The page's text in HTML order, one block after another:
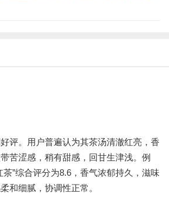
评。用户普遍认为其茶汤清澈红亮，香
苦涩感，稍有甜感，回甘生津浅。例
茶”综合评分为8.6，香气浓郁持久，滋味
和细腻，协调性正常。